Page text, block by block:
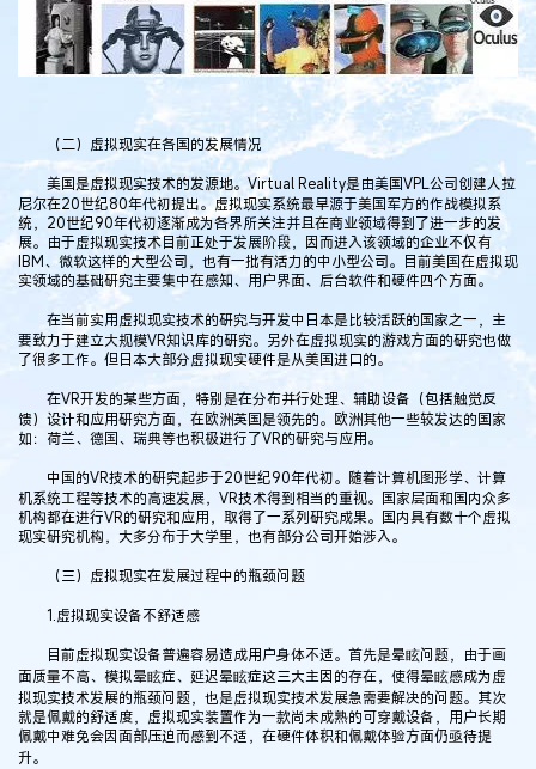
（二）虚拟现实在各国的发展情况
美国是虚拟现实技术的发源地。Virtual Reality是由美国VPL公司创建人拉
尼尔在20世纪80年代初提出。虚拟现实系统最早源于美国军方的作战模拟系
统，20世纪90年代初逐渐成为各界所关注并且在商业领域得到了进一步的发
展。由于虚拟现实技术目前正处于发展阶段，因而进入该领域的企业不仅有
IBM、微软这样的大型公司，也有一批有活力的中小型公司。目前美国在虚拟现
实领域的基础研究主要集中在感知、用户界面、后台软件和硬件四个方面。
在当前实用虚拟现实技术的研究与开发中日本是比较活跃的国家之一，主
要致力于建立大规模VR知识库的研究。另外在虚拟现实的游戏方面的研究也做
了很多工作。但日本大部分虚拟现实硬件是从美国进口的。
在VR开发的某些方面，特别是在分布并行处理、辅助设备（包括触觉反
馈）设计和应用研究方面，在欧洲英国是领先的。欧洲其他一些较发达的国家
如：荷兰、德国、瑞典等也积极进行了VR的研究与应用。
中国的VR技术的研究起步于20世纪90年代初。随着计算机图形学、计算
机系统工程等技术的高速发展，VR技术得到相当的重视。国家层面和国内众多
机构都在进行VR的研究和应用，取得了一系列研究成果。国内具有数十个虚拟
现实研究机构，大多分布于大学里，也有部分公司开始涉入。
（三）虚拟现实在发展过程中的瓶颈问题
1.虚拟现实设备不舒适感
目前虚拟现实设备普遍容易造成用户身体不适。首先是晕眩问题，由于画
面质量不高、模拟晕眩症、延迟晕眩症这三大主因的存在，使得晕眩感成为虚
拟现实技术发展的瓶颈问题，也是虚拟现实技术发展急需要解决的问题。其次
就是佩戴的舒适度，虚拟现实装置作为一款尚未成熟的可穿戴设备，用户长期
佩戴中难免会因面部压迫而感到不适，在硬件体积和佩戴体验方面仍亟待提
升。